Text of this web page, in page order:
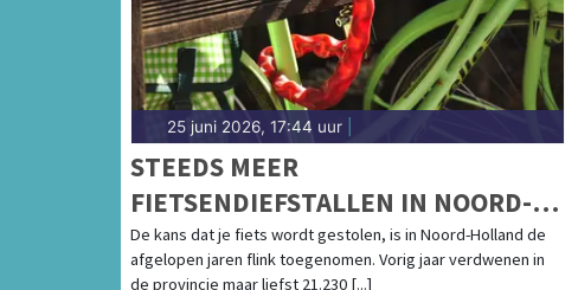
25 juni 2026, 17:44 uur
STEEDS MEER
FIETSENDIEFSTALLEN IN NOORD-
HOLLAND: STIJGING VAN 71,0% IN
VIER JAAR
De kans dat je fiets wordt gestolen, is in Noord-Holland de
afgelopen jaren flink toegenomen. Vorig jaar verdwenen in
de provincie maar liefst 21.230 [...]